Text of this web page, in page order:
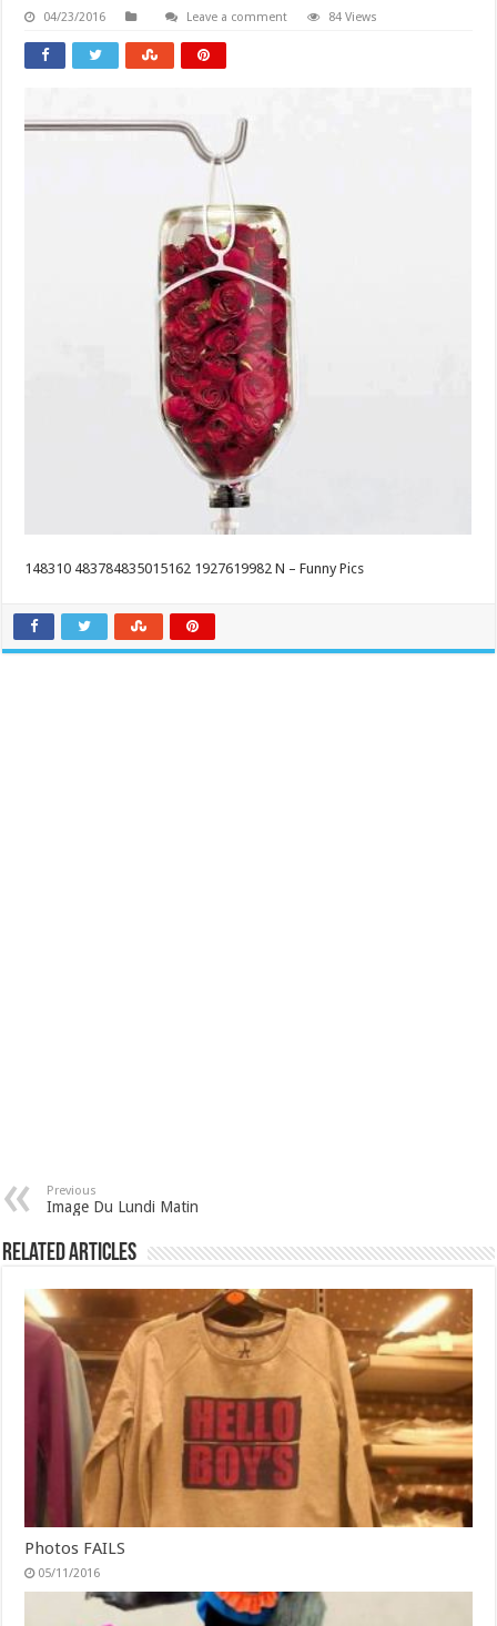
04/23/2016 Leave a comment 84 Views
148310 483784835015162 1927619982 N – Funny Pics
Previous
Image Du Lundi Matin
Related Articles
Photos FAILS
05/11/2016